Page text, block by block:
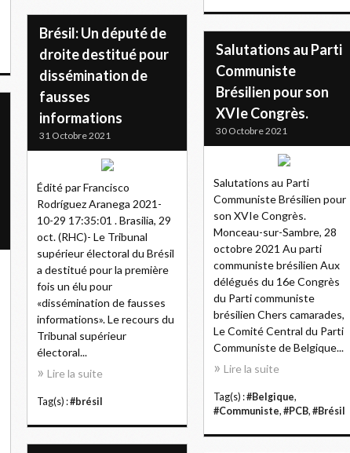
Brésil: Un député de
droite destitué pour
dissémination de
fausses
informations
31 Octobre 2021
Édité par Francisco
Rodríguez Aranega 2021-
10-29 17:35:01 . Brasilia, 29
oct. (RHC)- Le Tribunal
supérieur électoral du Brésil
a destitué pour la première
fois un élu pour
«dissémination de fausses
informations». Le recours du
Tribunal supérieur
électoral...
Lire la suite
Tag(s) :#brésil
Salutations au Parti
Communiste
Brésilien pour son
XVIe Congrès.
30 Octobre 2021
Salutations au Parti
Communiste Brésilien pour
son XVIe Congrès.
Monceau-sur-Sambre, 28
octobre 2021 Au parti
communiste brésilien Aux
délégués du 16e Congrès
du Parti communiste
brésilien Chers camarades,
Le Comité Central du Parti
Communiste de Belgique...
Lire la suite
Tag(s) :#Belgique,
#Communiste, #PCB, #Brésil